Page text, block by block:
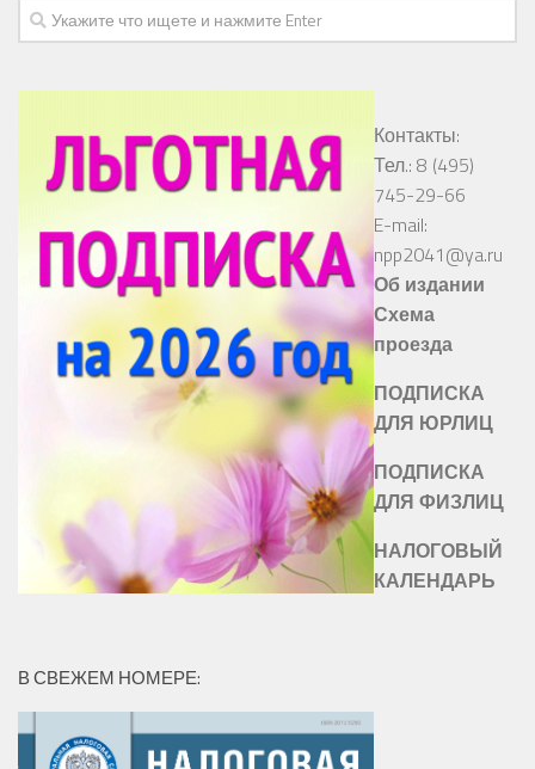
Контакты:
Тел.: 8 (495)
745-29-66
E-mail:
npp2041@ya.ru
Об издании
Схема
проезда
ПОДПИСКА
ДЛЯ ЮРЛИЦ
ПОДПИСКА
ДЛЯ ФИЗЛИЦ
НАЛОГОВЫЙ
КАЛЕНДАРЬ
В СВЕЖЕМ НОМЕРЕ: